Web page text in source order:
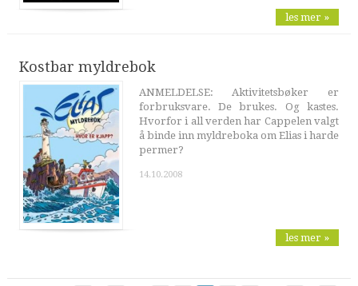
les mer »
Kostbar myldrebok
ANMELDELSE: Aktivitetsbøker er
forbruksvare. De brukes. Og kastes.
Hvorfor i all verden har Cappelen valgt
å binde inn myldreboka om Elias i harde
permer?
14.10.2008
les mer »